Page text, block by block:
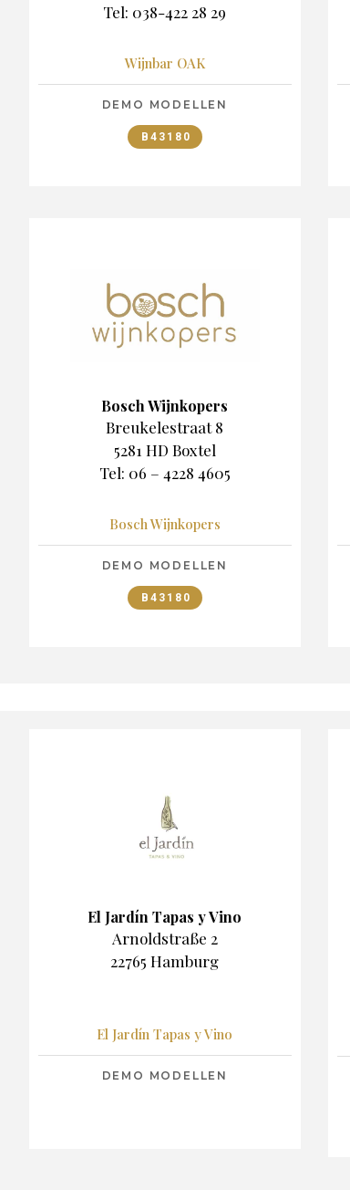
Tel: 038-422 28 29
Wijnbar OAK
DEMO MODELLEN
B43180
Bosch Wijnkopers
Breukelestraat 8
5281 HD Boxtel
Tel: 06 – 4228 4605
Bosch Wijnkopers
DEMO MODELLEN
B43180
El Jardín Tapas y Vino
Arnoldstraße 2
22765 Hamburg
El Jardín Tapas y Vino
DEMO MODELLEN